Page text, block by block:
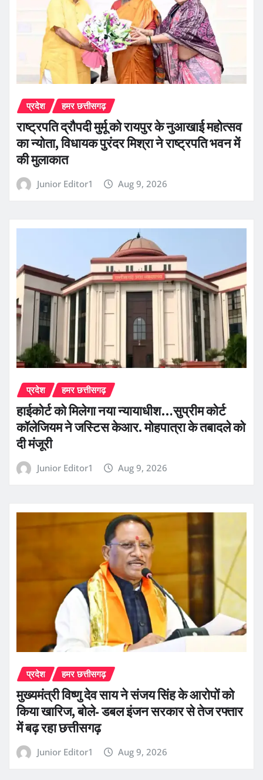
प्रदेश हमर छत्तीसगढ़
राष्ट्रपति द्रौपदी मुर्मू को रायपुर के नुआखाई महोत्सव
का न्योता, विधायक पुरंदर मिश्रा ने राष्ट्रपति भवन में
की मुलाकात
Junior Editor1 Aug 9, 2026
प्रदेश हमर छत्तीसगढ़
हाईकोर्ट को मिलेगा नया न्यायाधीश…सुप्रीम कोर्ट
कॉलेजियम ने जस्टिस केआर. मोहपात्रा के तबादले को
दी मंजूरी
Junior Editor1 Aug 9, 2026
प्रदेश हमर छत्तीसगढ़
मुख्यमंत्री विष्णु देव साय ने संजय सिंह के आरोपों को
किया खारिज, बोले- डबल इंजन सरकार से तेज रफ्तार
में बढ़ रहा छत्तीसगढ़
Junior Editor1 Aug 9, 2026